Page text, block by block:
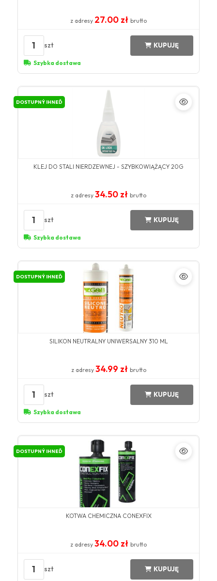
z adresy 27.00 zł brutto
1 szt KUPUJĘ
Szybka dostawa
DOSTUPNÝ IHNEĎ
KLEJ DO STALI NIERDZEWNEJ - SZYBKOWIĄŻĄCY 20G
z adresy 34.50 zł brutto
1 szt KUPUJĘ
Szybka dostawa
DOSTUPNÝ IHNEĎ
SILIKON NEUTRALNY UNIWERSALNY 310 ML
z adresy 34.99 zł brutto
1 szt KUPUJĘ
Szybka dostawa
DOSTUPNÝ IHNEĎ
KOTWA CHEMICZNA CONEXFIX
z adresy 34.00 zł brutto
1 szt KUPUJĘ